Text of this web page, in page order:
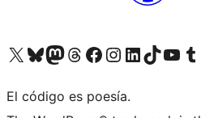
Visit our X (formerly Twitter) account
Visit our Bluesky account
Visit our Mastodon account
Visit our Threads account
Visita nuestra página de Facebook
Visita nuestra cuenta de Instagram
Visita nuestra cuenta de LinkedIn
Visit our TikTok
Visita nuestroVisit
El código es poesía.